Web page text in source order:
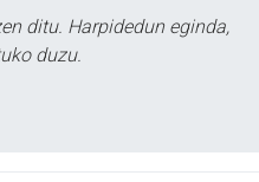
ditu. Harpidedun eginda,
duzu.